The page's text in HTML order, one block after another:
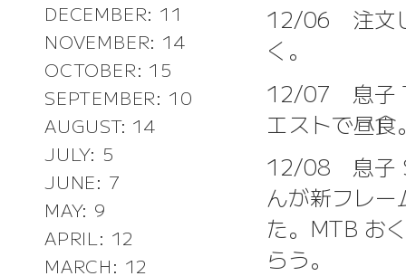
DECEMBER: 11
NOVEMBER: 14
OCTOBER: 15
SEPTEMBER: 10
AUGUST: 14
JULY: 5
JUNE: 7
MAY: 9
APRIL: 12
MARCH: 12
12/06 注文
く。
12/07 息子 T
エストで昼食
12/08 息子
んが新フレ
た。MTB お
らう。